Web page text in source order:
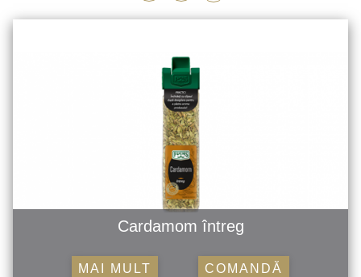
Cardamom întreg
MAI MULT COMANDĂ